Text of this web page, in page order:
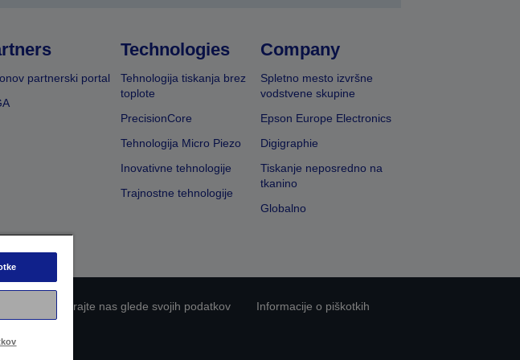
partnerski portal
Technologies
Tehnologija tiskanja brez
toplote
PrecisionCore
Tehnologija Micro Piezo
Inovativne tehnologije
Trajnostne tehnologije
Company
Spletno mesto izvršne
vodstvene skupine
Epson Europe Electronics
Digigraphie
Tiskanje neposredno na
tkanino
Globalno
Kontaktirajte nas glede svojih podatkov
Informacije o piškotkih